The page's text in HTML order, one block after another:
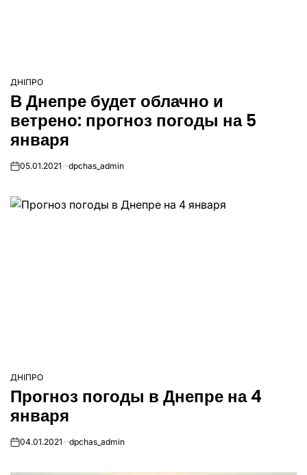
ОПУБЛІКУВАТИ
У
ДНІПРО
В Днепре будет облачно и
ветрено: прогноз погоды на 5
января
on05.01.2021 dpchas_admin
ОПУБЛІКУВАТИ
У
ДНІПРО
Прогноз погоды в Днепре на 4
января
on04.01.2021 dpchas_admin